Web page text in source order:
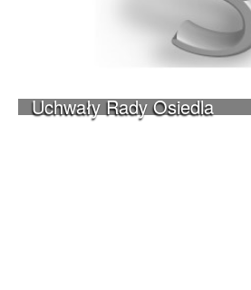
Uchwały Rady Osiedla